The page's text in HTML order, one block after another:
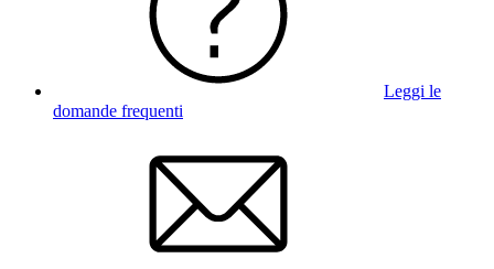
Leggi le
domande frequenti